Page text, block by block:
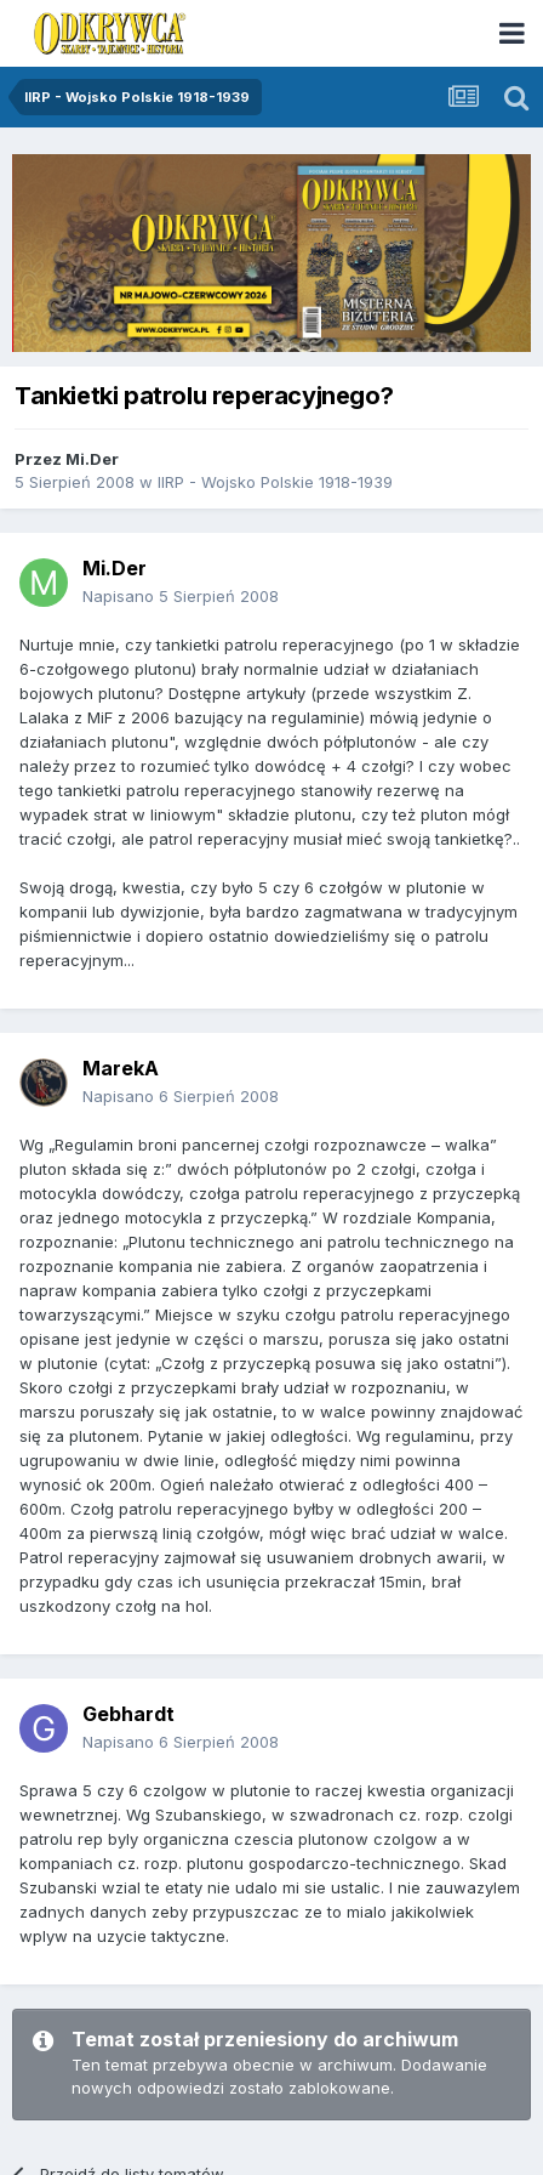
IIRP - Wojsko Polskie 1918-1939
Tankietki patrolu reperacyjnego?
Przez Mi.Der
5 Sierpień 2008 w IIRP - Wojsko Polskie 1918-1939
Mi.Der
Napisano 5 Sierpień 2008
Nurtuje mnie, czy tankietki patrolu reperacyjnego (po 1 w składzie
6-czołgowego plutonu) brały normalnie udział w działaniach
bojowych plutonu? Dostępne artykuły (przede wszystkim Z.
Lalaka z MiF z 2006 bazujący na regulaminie) mówią jedynie o
działaniach plutonu", względnie dwóch półplutonów - ale czy
należy przez to rozumieć tylko dowódcę + 4 czołgi? I czy wobec
tego tankietki patrolu reperacyjnego stanowiły rezerwę na
wypadek strat w liniowym" składzie plutonu, czy też pluton mógł
tracić czołgi, ale patrol reperacyjny musiał mieć swoją tankietkę?..
Swoją drogą, kwestia, czy było 5 czy 6 czołgów w plutonie w
kompanii lub dywizjonie, była bardzo zagmatwana w tradycyjnym
piśmiennictwie i dopiero ostatnio dowiedzieliśmy się o patrolu
reperacyjnym...
MarekA
Napisano 6 Sierpień 2008
Wg „Regulamin broni pancernej czołgi rozpoznawcze – walka”
pluton składa się z:” dwóch półplutonów po 2 czołgi, czołga i
motocykla dowódczy, czołga patrolu reperacyjnego z przyczepką
oraz jednego motocykla z przyczepką.” W rozdziale Kompania,
rozpoznanie: „Plutonu technicznego ani patrolu technicznego na
rozpoznanie kompania nie zabiera. Z organów zaopatrzenia i
napraw kompania zabiera tylko czołgi z przyczepkami
towarzyszącymi.” Miejsce w szyku czołgu patrolu reperacyjnego
opisane jest jedynie w części o marszu, porusza się jako ostatni
w plutonie (cytat: „Czołg z przyczepką posuwa się jako ostatni”).
Skoro czołgi z przyczepkami brały udział w rozpoznaniu, w
marszu poruszały się jak ostatnie, to w walce powinny znajdować
się za plutonem. Pytanie w jakiej odległości. Wg regulaminu, przy
ugrupowaniu w dwie linie, odległość między nimi powinna
wynosić ok 200m. Ogień należało otwierać z odległości 400 –
600m. Czołg patrolu reperacyjnego byłby w odległości 200 –
400m za pierwszą linią czołgów, mógł więc brać udział w walce.
Patrol reperacyjny zajmował się usuwaniem drobnych awarii, w
przypadku gdy czas ich usunięcia przekraczał 15min, brał
uszkodzony czołg na hol.
Gebhardt
Napisano 6 Sierpień 2008
Sprawa 5 czy 6 czolgow w plutonie to raczej kwestia organizacji
wewnetrznej. Wg Szubanskiego, w szwadronach cz. rozp. czolgi
patrolu rep byly organiczna czescia plutonow czolgow a w
kompaniach cz. rozp. plutonu gospodarczo-technicznego. Skad
Szubanski wzial te etaty nie udalo mi sie ustalic. I nie zauwazylem
zadnych danych zeby przypuszczac ze to mialo jakikolwiek
wplyw na uzycie taktyczne.
Temat został przeniesiony do archiwum
Ten temat przebywa obecnie w archiwum. Dodawanie
nowych odpowiedzi zostało zablokowane.